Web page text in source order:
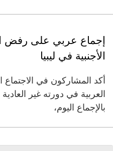
إجماع عربي على رفض
الأجنبية في ليبيا
أكد المشاركون في
العربية في دورته غير
بالإجماع اليوم،